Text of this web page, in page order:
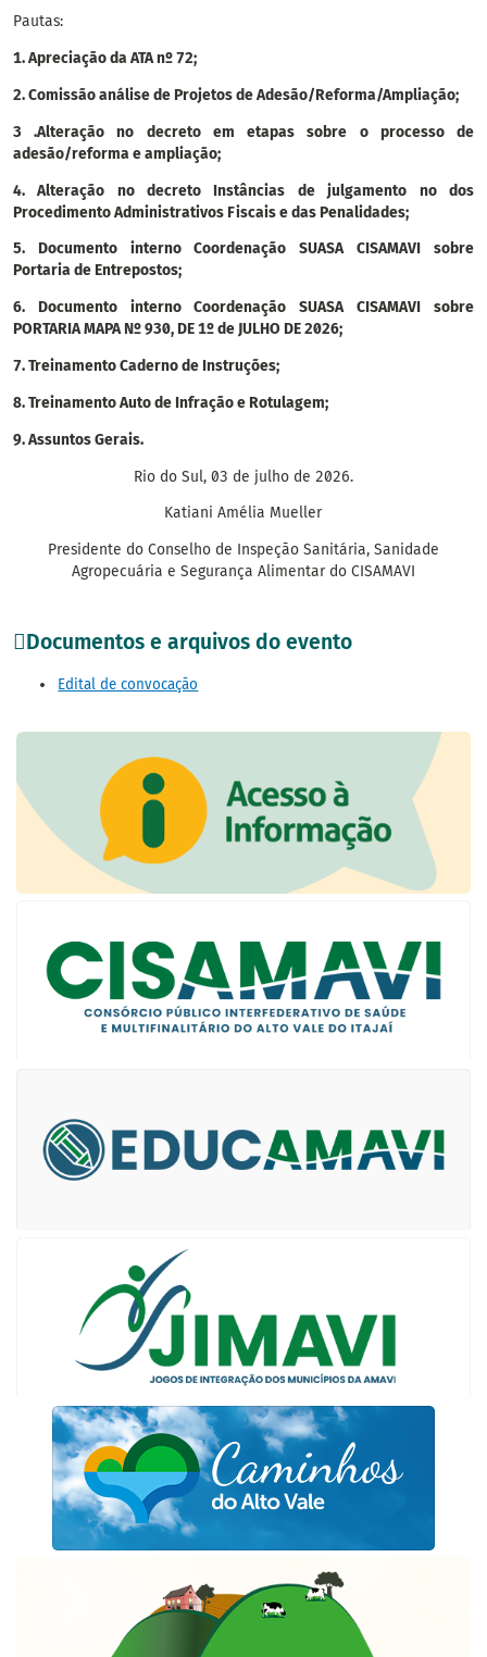
Pautas:
1. Apreciação da ATA nº 72;
2. Comissão análise de Projetos de Adesão/Reforma/Ampliação;
3 .Alteração no decreto em etapas sobre o processo de
adesão/reforma e ampliação;
4. Alteração no decreto Instâncias de julgamento no dos
Procedimento Administrativos Fiscais e das Penalidades;
5. Documento interno Coordenação SUASA CISAMAVI sobre
Portaria de Entrepostos;
6. Documento interno Coordenação SUASA CISAMAVI sobre
PORTARIA MAPA Nº 930, DE 1º de JULHO DE 2026;
7. Treinamento Caderno de Instruções;
8. Treinamento Auto de Infração e Rotulagem;
9. Assuntos Gerais.
Rio do Sul, 03 de julho de 2026.
Katiani Amélia Mueller
Presidente do Conselho de Inspeção Sanitária, Sanidade
Agropecuária e Segurança Alimentar do CISAMAVI
Documentos e arquivos do evento
Edital de convocação